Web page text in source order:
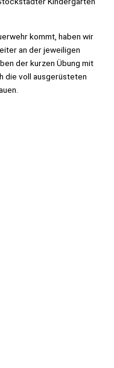
kommt, haben wir
an der jeweiligen
der kurzen Übung mit
die voll ausgerüsteten